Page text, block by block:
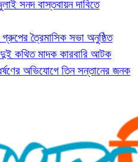
সনদ বাস্তবায়ন দাবিতে
ত্রৈমাসিক সভা অনুষ্ঠিত
কথিত মাদক কারবারি আটক
অভিযোগে তিন সন্তানের জনক